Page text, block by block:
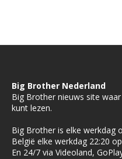
Big Brother Nederland
Big Brother nieuws site
kunt lezen.
Big Brother is elke werkdag
België elke werkdag 22:20
En 24/7 via Videoland,